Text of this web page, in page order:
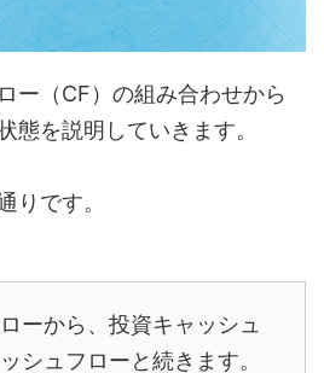
ー（CF）の組み合わせから
態を説明していきます。
りです。
ーから、投資キャッシュ
シュフローと続きます。